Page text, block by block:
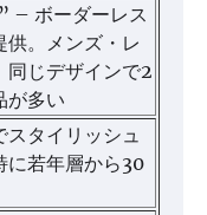
ボーダーレス
供。メンズ・レ
同じデザインで2
が多い
タイリッシュ
に若年層から30